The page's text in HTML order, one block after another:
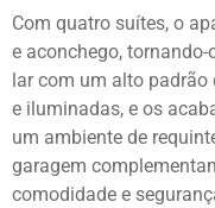
Com quatro suítes, o
e aconchego,
lar com um alto
e iluminadas, e os
um ambiente de
garagem
comodidade e